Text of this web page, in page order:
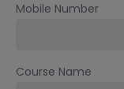
Mobile Number
Course Name